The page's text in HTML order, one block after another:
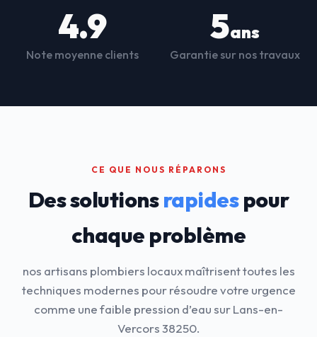
4.9
Note moyenne clients
5ans
Garantie sur nos travaux
CE QUE NOUS RÉPARONS
Des solutionsrapidespour
chaque problème
nos artisans plombiers locaux maîtrisent toutes les
techniques modernes pour résoudre votre urgence
comme une faible pression d’eau sur Lans-en-
Vercors 38250.